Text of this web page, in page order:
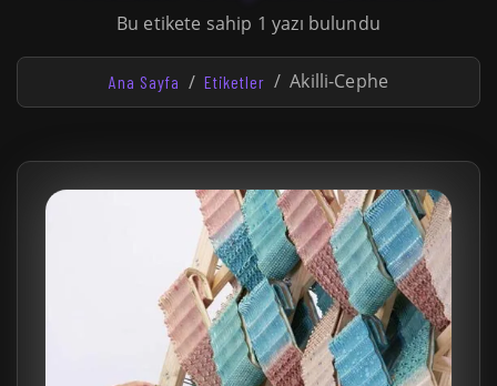
Bu etikete sahip 1 yazı bulundu
Ana Sayfa Etiketler Akilli-Cephe